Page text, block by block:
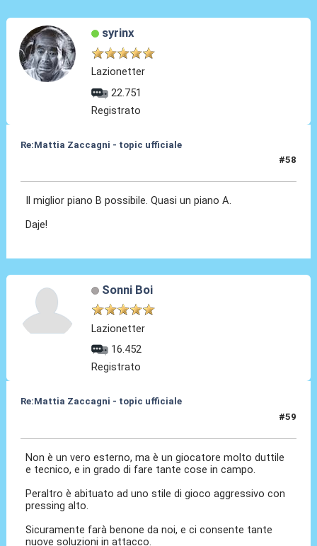
syrinx
Lazionetter
22.751
Registrato
Re:Mattia Zaccagni - topic ufficiale
#58
Il miglior piano B possibile. Quasi un piano A.
Daje!
Sonni Boi
Lazionetter
16.452
Registrato
Re:Mattia Zaccagni - topic ufficiale
#59
Non è un vero esterno, ma è un giocatore molto duttile
e tecnico, e in grado di fare tante cose in campo.
Peraltro è abituato ad uno stile di gioco aggressivo con
pressing alto.
Sicuramente farà benone da noi, e ci consente tante
nuove soluzioni in attacco.